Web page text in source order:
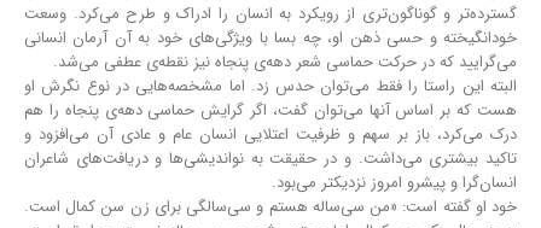
گسترده‌تر و گوناگون‌تری از رویکرد به انسان را ادراک و طرح می‌کرد. وسعت
خود‌انگیخته و حسی ذهن او، چه بسا با ویژگی‌های خود به آن آرمان انسانی
می‌گرایید که در حرکت حماسی شعر دهه‌ی پنجاه نیز نقطه‌ی عطفی می‌شد.
البته این راستا را فقط می‌توان حدس زد. اما مشخصه‌هایی در نوع نگرش او
هست که بر اساس آنها می‌توان گفت، اگر گرایش حماسی دهه‌ی پنجاه را هم
درک می‌کرد، باز بر سهم و ظرفیت اعتلایی انسان عام و عادی آن می‌افزود و
تاکید بیشتری می‌داشت. و در حقیقت به نواندیشی‌ها و دریافت‌های شاعران
انسان‌گرا و پیشرو امروز نزدیکتر می‌بود.
خود او گفته است: «من سی‌ساله هستم و سی‌سالگی برای زن سن کمال است.